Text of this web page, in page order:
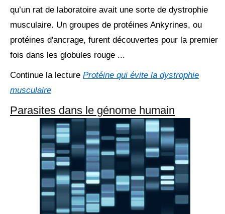
qu’un rat de laboratoire avait une sorte de dystrophie
musculaire. Un groupes de protéines Ankyrines, ou
protéines d'ancrage, furent découvertes pour la premier
fois dans les globules rouge ...
Continue la lecture Protéine qui évite la dystrophie
musculaire
Parasites dans le génome humain